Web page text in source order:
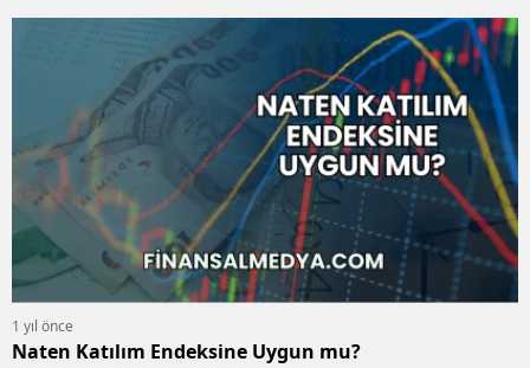
1 yıl önce
Naten Katılım Endeksine Uygun mu?